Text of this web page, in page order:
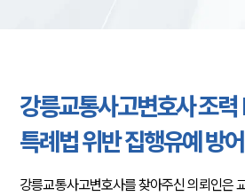
강릉교통사고변호사 조력
특례법 위반 집행유예 방어
강릉교통사고변호사를 찾아주신 의뢰인은